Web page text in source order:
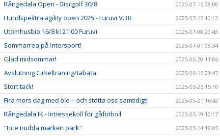
Rångedala Open - Discgolf 30/8 2025-07-16 08:00
Hundspektra agility open 2025 - Furuvi V.30 2025-07-12 10:12
Utomhusbio 16/8 kl 21:00 Furuvi 2025-07-08 20:43
Sommarrea på Intersport! 2025-07-01 08:34
Glad midsommar! 2025-06-20 11:06
Avslutning Cirkelträning/tabata 2025-06-16 21:47
Stort tack! 2025-05-25 15:10
Fira mors dag med bio – och stötta oss samtidigt! 2025-05-21 16:42
Rångedala IK - Intressekoll för gåfotboll 2025-05-19 10:17
"Inte nudda marken park" 2025-05-14 18:05